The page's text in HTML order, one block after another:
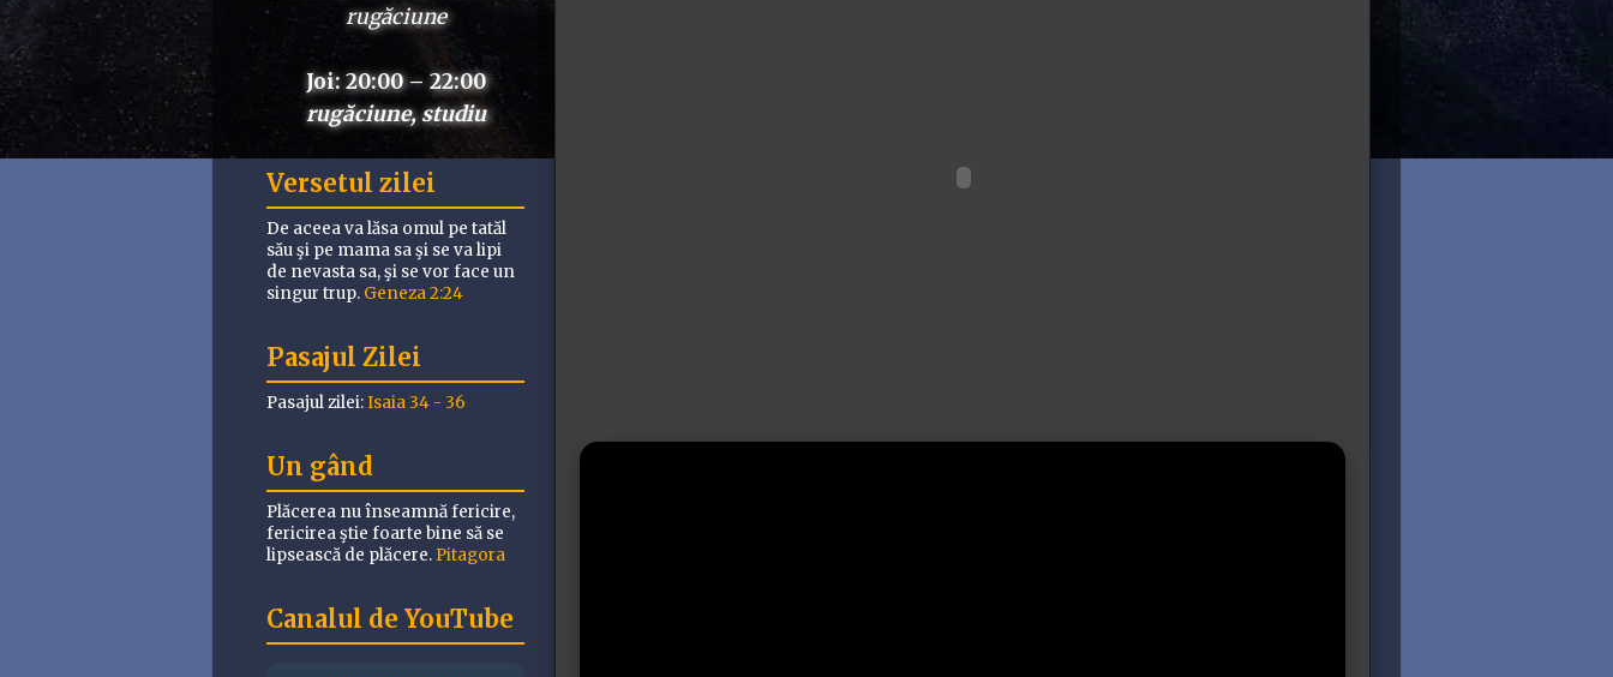
rugăciune
Joi: 20:00 – 22:00
rugăciune, studiu
Versetul zilei
De aceea va lăsa omul pe tatăl
său şi pe mama sa şi se va lipi
de nevasta sa, şi se vor face un
singur trup. Geneza 2:24
Pasajul Zilei
Pasajul zilei:Isaia 34 - 36
Un gând
Plăcerea nu înseamnă fericire,
fericirea ştie foarte bine să se
lipsească de plăcere. Pitagora
Canalul de YouTube